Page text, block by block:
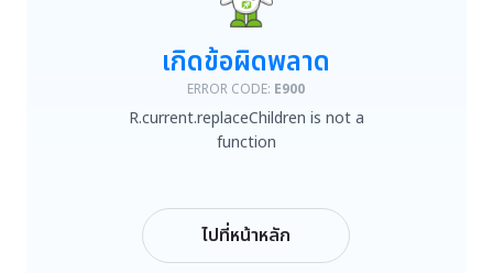
R.current.replaceChildren is not a function
เกิดข้อผิดพลาด
ERROR CODE: E900
R.current.replaceChildren is not a
function
ไปที่หน้าหลัก